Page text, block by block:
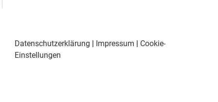
Datenschutzerklärung | Impressum | Cookie-
Einstellungen